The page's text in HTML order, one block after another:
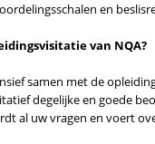
en
van NQA?
samen met de
degelijke en goede
al uw vragen en voert